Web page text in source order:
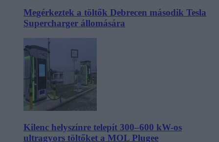
Megérkeztek a töltők Debrecen második Tesla
Supercharger állomására
Kilenc helyszínre telepít 300–600 kW-os
ultragyors töltőket a MOL Plugee